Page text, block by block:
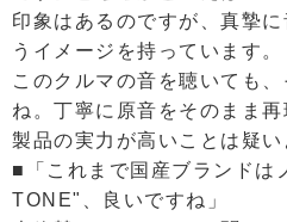
印象はあるのですが、真摯
うイメージを持っています。
このクルマの音を聴いても
ね。丁寧に原音をそのまま再
製品の実力が高いことは疑い
■「これまで国産ブランドは
TONE"、良いですね」